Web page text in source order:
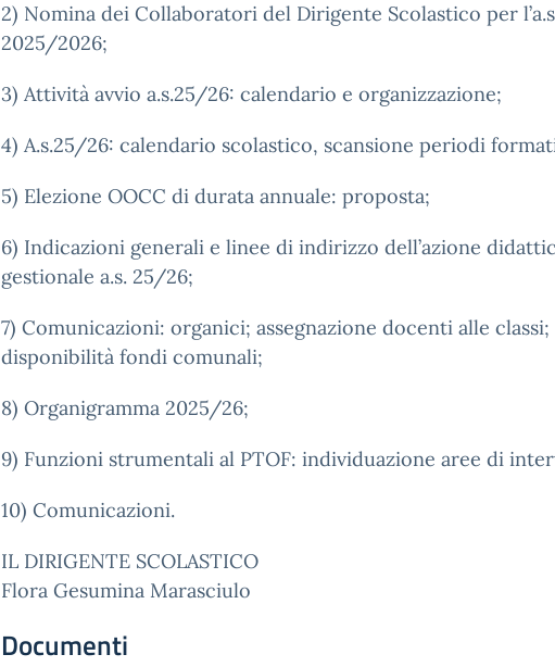
2) Nomina dei Collaboratori del Dirigente Scolastico per
2025/2026;
3) Attività avvio a.s.25/26: calendario e organizzazione;
4) A.s.25/26: calendario scolastico, scansione periodi
5) Elezione OOCC di durata annuale: proposta;
6) Indicazioni generali e linee di indirizzo dell’azione
gestionale a.s. 25/26;
7) Comunicazioni: organici; assegnazione docenti alle classi;
disponibilità fondi comunali;
8) Organigramma 2025/26;
9) Funzioni strumentali al PTOF: individuazione aree di
10) Comunicazioni.
IL DIRIGENTE SCOLASTICO
Flora Gesumina Marasciulo
Documenti